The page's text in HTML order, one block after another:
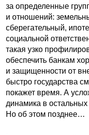
за определенные
и отношений:
сберегательный,
социальной
такая узко
обеспечить банкам
и защищенности от
быстро государства
покажет время. А
динамика в
Но об этом позднее…